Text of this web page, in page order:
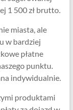
1 500 zł brutto.
miasta, ale
w bardziej
płatne
punktu.
indywidualnie.
produktami